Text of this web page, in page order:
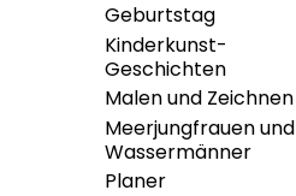
Geburtstag
Kinderkunst-
Geschichten
Malen und Zeichnen
Meerjungfrauen und
Wassermänner
Planer